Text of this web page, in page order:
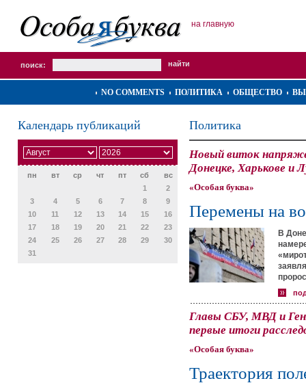
на главную
поиск:
NO COMMENTS ПОЛИТИКА ОБЩЕСТВО
Календарь публикаций
пн вт ср чт пт сб
вс
1
2
3
4 5 6 7 8
9
10
11 12 13 14 15
16
17
18 19 20 21 22
23
24
25 26 27 28 29
30
31
Политика
Новый виток
Донецке, Харькове и
«Особая буква»
Перемены на
В
Главы СБУ, МВД и
первые итоги
«Особая буква»
Траектория